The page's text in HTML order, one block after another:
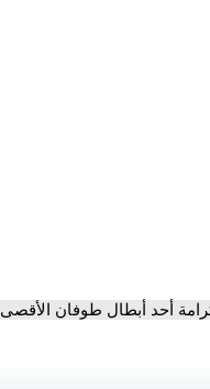
أحد أبطال طوفان الأقصى